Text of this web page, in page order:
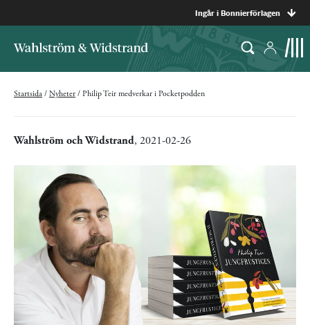
Ingår i Bonnierförlagen
Startsida / Nyheter / Philip Teir medverkar i Pocketpodden
Wahlström och Widstrand, 2021-02-26